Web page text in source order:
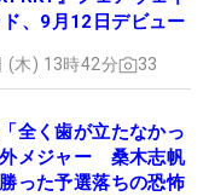
ド、9月12日デビュー
(木) 13時42分 33
全く歯が立たなかっ
メジャー 桑木志帆
った予選落ちの恐怖